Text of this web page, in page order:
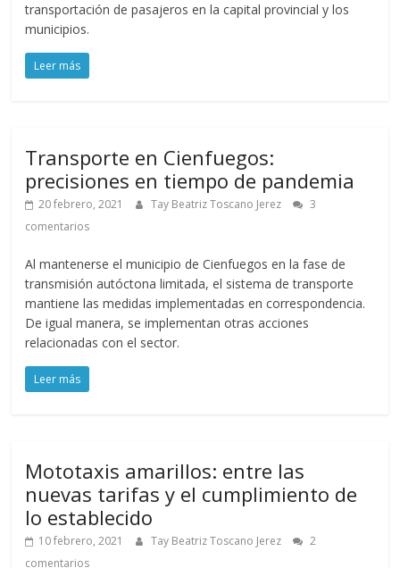
transportación de pasajeros en la capital provincial y los
municipios.
Leer más
Transporte en Cienfuegos:
precisiones en tiempo de pandemia
20 febrero, 2021 Tay Beatriz Toscano Jerez
3
comentarios
Al mantenerse el municipio de Cienfuegos en la fase de
transmisión autóctona limitada, el sistema de transporte
mantiene las medidas implementadas en correspondencia.
De igual manera, se implementan otras acciones
relacionadas con el sector.
Leer más
Mototaxis amarillos: entre las
nuevas tarifas y el cumplimiento de
lo establecido
10 febrero, 2021 Tay Beatriz Toscano Jerez
2
comentarios